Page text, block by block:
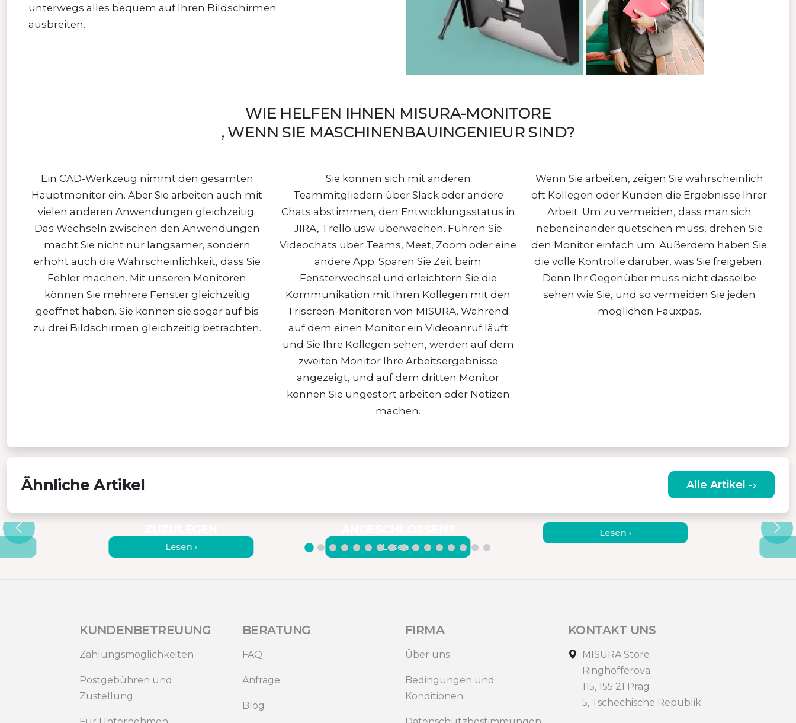
unterwegs alles bequem auf Ihren Bildschirmen
ausbreiten.
WIE HELFEN IHNEN MISURA-MONITORE
, WENN SIE MASCHINENBAUINGENIEUR SIND?
Ein CAD-Werkzeug nimmt den gesamten
Hauptmonitor ein. Aber Sie arbeiten auch mit
vielen anderen Anwendungen gleichzeitig.
Das Wechseln zwischen den Anwendungen
macht Sie nicht nur langsamer, sondern
erhöht auch die Wahrscheinlichkeit, dass Sie
Fehler machen. Mit unseren Monitoren
können Sie mehrere Fenster gleichzeitig
geöffnet haben. Sie können sie sogar auf bis
zu drei Bildschirmen gleichzeitig betrachten.
Sie können sich mit anderen
Teammitgliedern über Slack oder andere
Chats abstimmen, den Entwicklungsstatus in
JIRA, Trello usw. überwachen. Führen Sie
Videochats über Teams, Meet, Zoom oder eine
andere App. Sparen Sie Zeit beim
Fensterwechsel und erleichtern Sie die
Kommunikation mit Ihren Kollegen mit den
Triscreen-Monitoren von MISURA. Während
auf dem einen Monitor ein Videoanruf läuft
und Sie Ihre Kollegen sehen, werden auf dem
zweiten Monitor Ihre Arbeitsergebnisse
angezeigt, und auf dem dritten Monitor
können Sie ungestört arbeiten oder Notizen
machen.
Wenn Sie arbeiten, zeigen Sie wahrscheinlich
oft Kollegen oder Kunden die Ergebnisse Ihrer
Arbeit. Um zu vermeiden, dass man sich
nebeneinander quetschen muss, drehen Sie
den Monitor einfach um. Außerdem haben Sie
die volle Kontrolle darüber, was Sie freigeben.
Denn Ihr Gegenüber muss nicht dasselbe
sehen wie Sie, und so vermeiden Sie jeden
möglichen Fauxpas.
Ähnliche Artikel Alle Artikel -›
GRÜNDE, SICH EINEN
Lesen ›
VON MISURA – WIE WIRD ER
Lesen ›
WIE KANN MAN IN DER
HÜTTE EFFIZIENT ARBEITEN?
Lesen ›
KUNDENBETREUUNG
Zahlungsmöglichkeiten
Postgebühren und
Zustellung
BERATUNG
FAQ
Anfrage
Blog
FIRMA
Über uns
Bedingungen und
Konditionen
KONTAKT UNS
MISURA Store
Ringhofferova
115, 155 21 Prag
5, Tschechische Republik